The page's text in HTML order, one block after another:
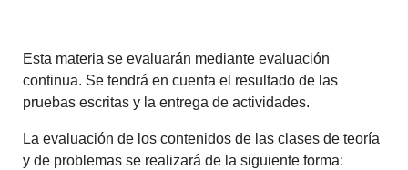
Esta materia se evaluarán mediante evaluación
continua. Se tendrá en cuenta el resultado de las
pruebas escritas y la entrega de actividades.
La evaluación de los contenidos de las clases de teoría
y de problemas se realizará de la siguiente forma: